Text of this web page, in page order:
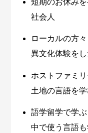
短期のお休み
社会人
ローカルの方
異文化体験を
ホストファミ
土地の言語を
語学留学で学
中で使う言語